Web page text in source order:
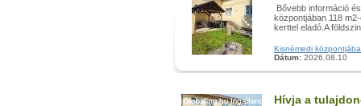
Bővebb információ
központjában 118
kerttel eladó.A
Kisnémedi
Dátum: 2026.08.10
Hívja a